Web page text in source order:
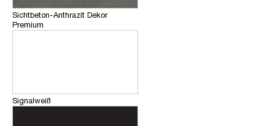
Sichtbeton-Anthrazit Dekor
Premium
Signalweiß